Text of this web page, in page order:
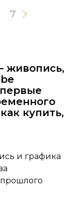
7
живопись,
купить,
и графика